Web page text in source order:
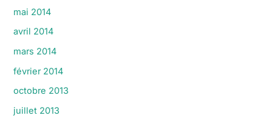
mai 2014
avril 2014
mars 2014
février 2014
octobre 2013
juillet 2013